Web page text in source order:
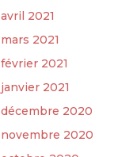
avril 2021
mars 2021
février 2021
janvier 2021
décembre 2020
novembre 2020